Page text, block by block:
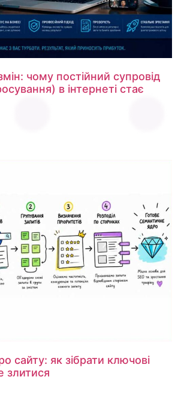
чому постійний супровід
в інтернеті стає
сайту: як зібрати ключові
злитися